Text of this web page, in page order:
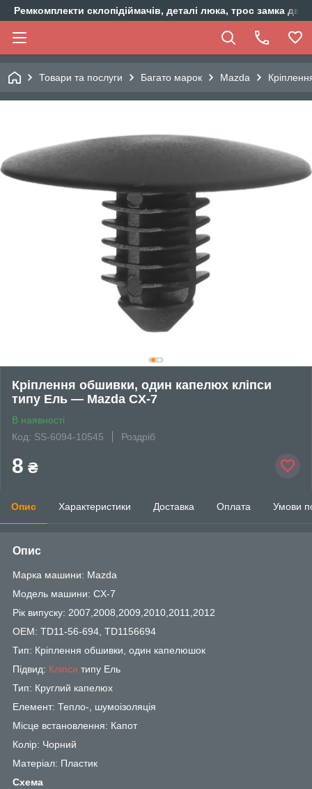
Ремкомплекти склопідіймачів, деталі люка, трос замка
Товари та послуги Багато марок Mazda
Кріплення обшивки, один капелюх кліпси
типу Ель — Mazda CX-7
В наявності
Код: SS-6094-10545
Роздріб
8 ₴
Опис Характеристики Доставка Оплата Умови
Опис
Марка машини: Mazda
Модель машини: CX-7
Рік випуску: 2007,2008,2009,2010,2011,2012
OEM: TD11-56-694, TD1156694
Тип: Кріплення обшивки, один капелюшок
Підвид: Кліпси типу Ель
Тип: Круглий капелюх
Елемент: Тепло-, шумоізоляція
Місце встановлення: Капот
Колір: Чорний
Матеріал: Пластик
Схема